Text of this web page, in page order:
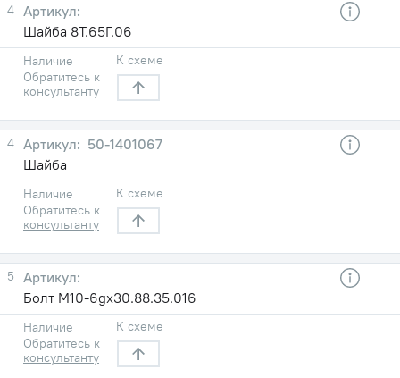
4
Шайба 8Т.65Г.06
Наличие
Обратитесь к
консультанту
К схеме
4
50-1401067
Шайба
Наличие
Обратитесь к
консультанту
К схеме
5
Болт М10-6gx30.88.35.016
Наличие
Обратитесь к
консультанту
К схеме